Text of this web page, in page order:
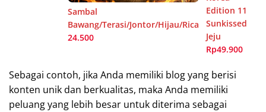
Sambal
Bawang/Terasi/Jontor/Hijau/Rica
24.500
Edition 11
Sunkissed
Jeju
Rp49.900
Sebagai contoh, jika Anda memiliki blog yang berisi
konten unik dan berkualitas, maka Anda memiliki
peluang yang lebih besar untuk diterima sebagai